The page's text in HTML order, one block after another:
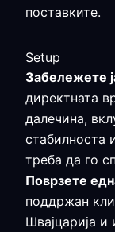
поставките.
Setup
Забележете
директната
далечина,
стабилноста
треба да го
Поврзете
поддржан
Швајцарија и